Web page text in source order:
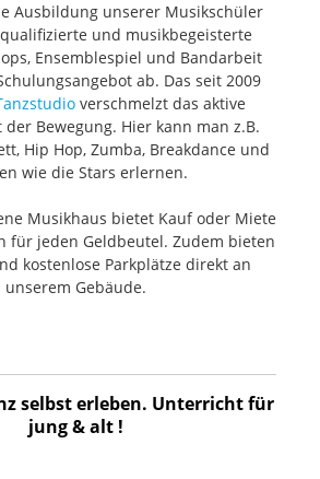
Ausbildung unserer Musikschüler
und musikbegeisterte
Ensemblespiel und Bandarbeit
ab. Das seit 2009
verschmelzt das aktive
Bewegung. Hier kann man z.B.
Hip Hop, Zumba, Breakdance und
wie die Stars erlernen.
Musikhaus bietet Kauf oder Miete
für jeden Geldbeutel. Zudem bieten
kostenlose Parkplätze direkt an
unserem Gebäude.
selbst erleben. Unterricht für
jung & alt !